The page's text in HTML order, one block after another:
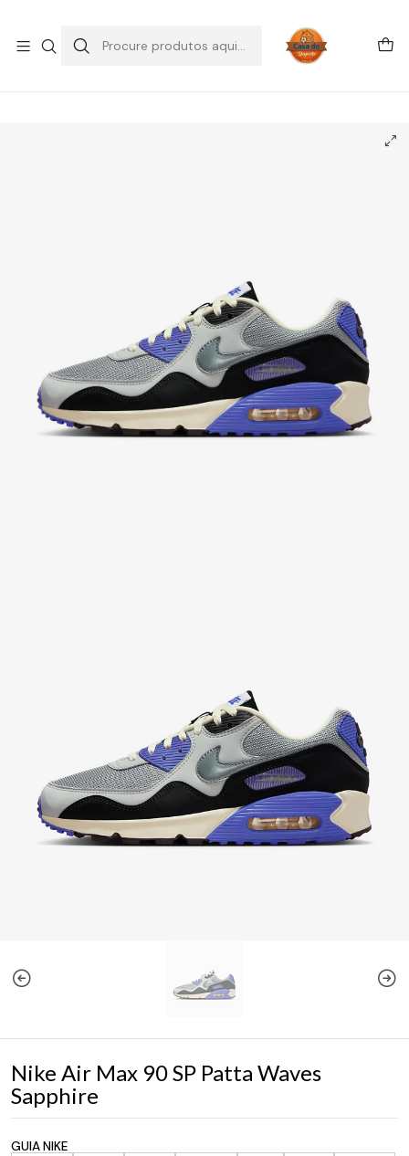
Início CALÇADO Outros
Air Max 90
Nike Air Max 90 SP Patta Waves Sapphire
Nike Air Max 90 SP Patta Waves
Sapphire
GUIA NIKE